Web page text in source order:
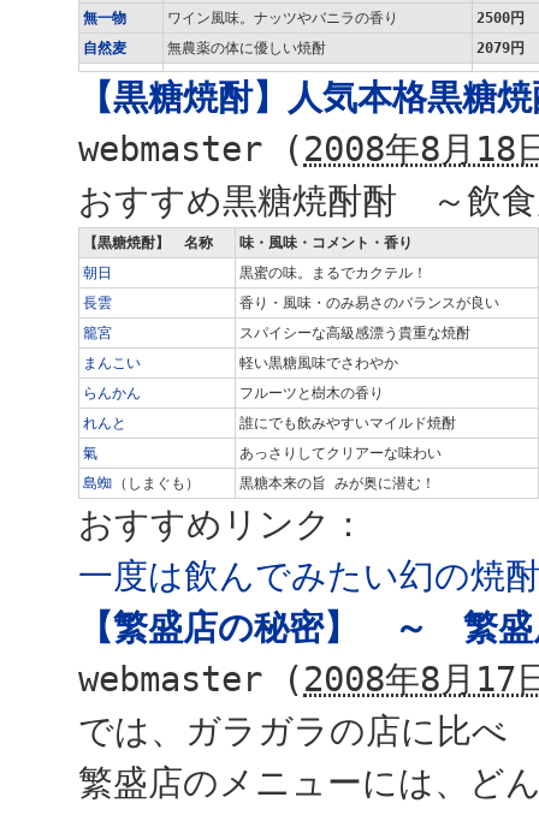
無一物 ワイン風味。ナッツやバニラの香り
2500円
自然麦
無農薬の体に優しい焼酎 2079円
【黒糖焼酎】人気本格黒糖
webmaster (2008年8月
おすすめ黒糖焼酎酎 ～飲
【黒糖焼酎】 名称
味・風味・コメント・香り
朝日
黒蜜の味。まるでカクテル！
長雲
香り・風味・のみ易さのバランスが良い
籠宮
スパイシーな高級感漂う貴重な焼酎
まんこい
軽い黒糖風味でさわやか
らんかん
フルーツと樹木の香り
れんと
誰にでも飲みやすいマイルド焼酎
氣
あっさりしてクリアーな味わい
島蜘 （しまぐも） 黒糖本来の旨 みが奥に潜む！
おすすめリンク：
一度は飲んでみたい幻の焼
【繁盛店の秘密】 ～ 繁盛
webmaster (2008年8月
では、ガラガラの店に比べ
繁盛店のメニューには、ど